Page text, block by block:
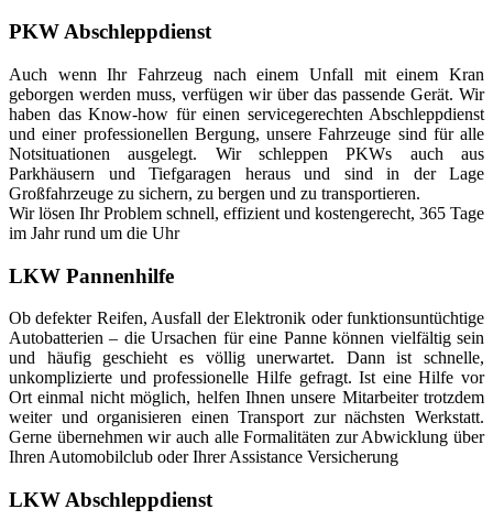
PKW Abschleppdienst
Auch wenn Ihr Fahrzeug nach einem Unfall mit einem Kran
geborgen werden muss, verfügen wir über das passende Gerät. Wir
haben das Know-how für einen servicegerechten Abschleppdienst
und einer professionellen Bergung, unsere Fahrzeuge sind für alle
Notsituationen ausgelegt. Wir schleppen PKWs auch aus
Parkhäusern und Tiefgaragen heraus und sind in der Lage
Großfahrzeuge zu sichern, zu bergen und zu transportieren.
Wir lösen Ihr Problem schnell, effizient und kostengerecht, 365 Tage
im Jahr rund um die Uhr
LKW Pannenhilfe
Ob defekter Reifen, Ausfall der Elektronik oder funktionsuntüchtige
Autobatterien – die Ursachen für eine Panne können vielfältig sein
und häufig geschieht es völlig unerwartet. Dann ist schnelle,
unkomplizierte und professionelle Hilfe gefragt. Ist eine Hilfe vor
Ort einmal nicht möglich, helfen Ihnen unsere Mitarbeiter trotzdem
weiter und organisieren einen Transport zur nächsten Werkstatt.
Gerne übernehmen wir auch alle Formalitäten zur Abwicklung über
Ihren Automobilclub oder Ihrer Assistance Versicherung
LKW Abschleppdienst